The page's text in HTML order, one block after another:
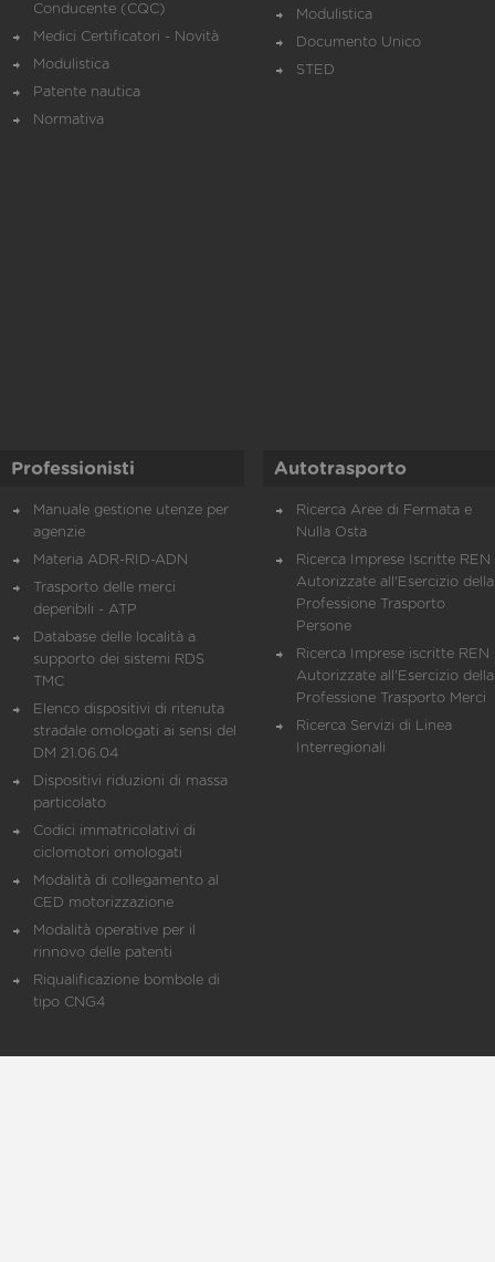
Conducente (CQC)
Medici Certificatori - Novità
Modulistica
Patente nautica
Normativa
Modulistica
Documento Unico
STED
Professionisti
Manuale gestione utenze per
agenzie
Materia ADR-RID-ADN
Trasporto delle merci
deperibili - ATP
Database delle località a
supporto dei sistemi RDS
TMC
Elenco dispositivi di ritenuta
stradale omologati ai sensi del
DM 21.06.04
Dispositivi riduzioni di massa
particolato
Codici immatricolativi di
ciclomotori omologati
Modalità di collegamento al
CED motorizzazione
Modalità operative per il
rinnovo delle patenti
Riqualificazione bombole di
tipo CNG4
Autotrasporto
Ricerca Aree di Fermata e
Nulla Osta
Ricerca Imprese Iscritte REN
Autorizzate all'Esercizio della
Professione Trasporto
Persone
Ricerca Imprese iscritte REN
Autorizzate all'Esercizio della
Professione Trasporto Merci
Ricerca Servizi di Linea
Interregionali